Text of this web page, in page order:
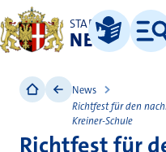
STADT
NEUSS
Leichte Sprache
Menü
News
Richtfest für den
Kreiner-Schule
Richtfest für